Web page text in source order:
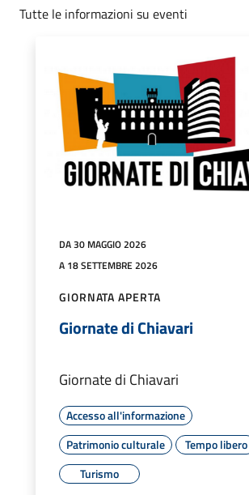
Tutte le informazioni su eventi
DA 30 MAGGIO 2026
A 18 SETTEMBRE 2026
GIORNATA APERTA
Giornate di Chiavari
Giornate di Chiavari
Accesso all'informazione
Patrimonio culturale
Tempo libero
Turismo